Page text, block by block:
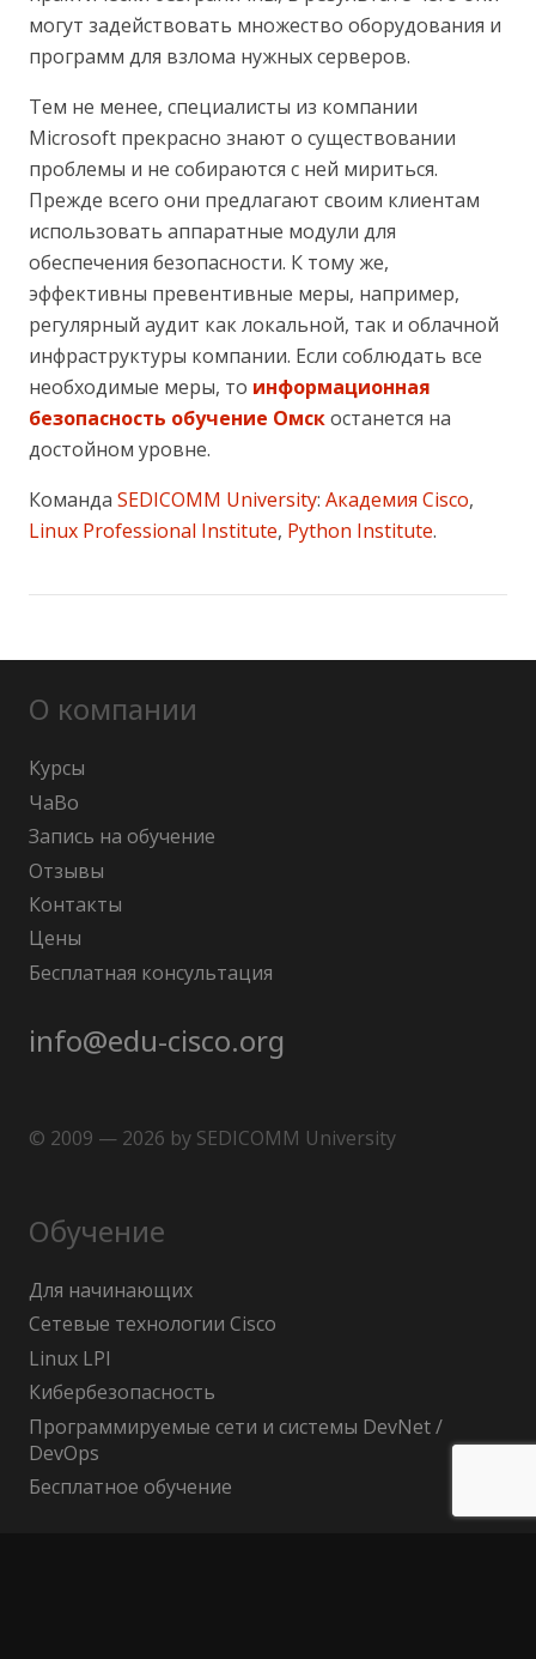
могут задействовать множество оборудования и
программ для взлома нужных серверов.
Тем не менее, специалисты из компании
Microsoft прекрасно знают о существовании
проблемы и не собираются с ней мириться.
Прежде всего они предлагают своим клиентам
использовать аппаратные модули для
обеспечения безопасности. К тому же,
эффективны превентивные меры, например,
регулярный аудит как локальной, так и облачной
инфраструктуры компании. Если соблюдать все
необходимые меры, то информационная
безопасность обучение Омскостанется на
достойном уровне.
Команда SEDICOMM University: Академия Cisco,
Linux Professional Institute, Python Institute.
О компании
Курсы
ЧаВо
Запись на обучение
Отзывы
Контакты
Цены
Бесплатная консультация
info@edu-cisco.org
© 2009 — 2026 by SEDICOMM University
Обучение
Для начинающих
Сетевые технологии Cisco
Linux LPI
Кибербезопасность
Программируемые сети и системы DevNet /
DevOps
Бесплатное обучение